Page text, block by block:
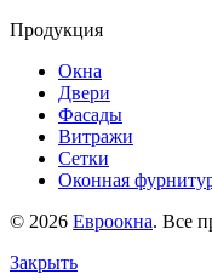
Продукция
Окна
Двери
Фасады
Витражи
Сетки
Оконная
© 2026 Евроокна. Все
Закрыть